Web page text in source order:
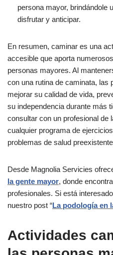
persona mayor, brindándole
disfrutar y anticipar.
En resumen, caminar es una
accesible que aporta
personas mayores. Al
con una rutina de caminata, las
mejorar su calidad de vida,
su independencia durante más
consultar con un profesional de
cualquier programa de
problemas de salud
Desde Magnolia Servicies
la gente mayor, donde
profesionales. Si está
nuestro post “La podología en
Actividades